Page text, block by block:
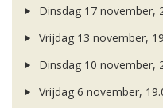
Dinsdag 17 november,
Vrijdag 13 november,
Dinsdag 10 november,
Vrijdag 6 november,